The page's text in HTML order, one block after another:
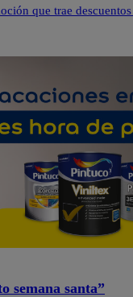
que trae
semana santa”